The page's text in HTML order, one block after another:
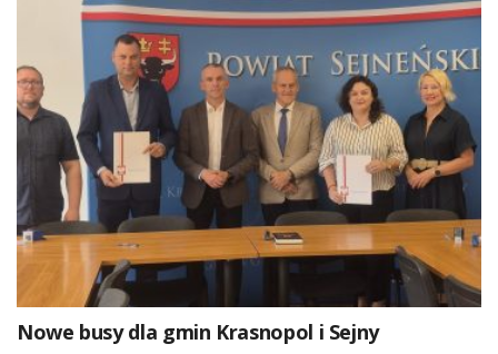
Nowe busy dla gmin Krasnopol i Sejny